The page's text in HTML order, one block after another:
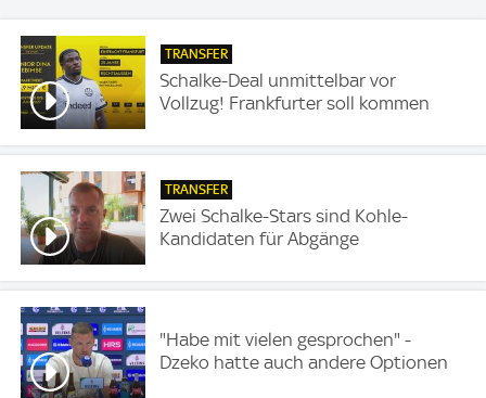
TRANSFER
Schalke-Deal unmittelbar vor
Vollzug! Frankfurter soll kommen
TRANSFER
Zwei Schalke-Stars sind Kohle-
Kandidaten für Abgänge
"Habe mit vielen gesprochen" -
Dzeko hatte auch andere Optionen